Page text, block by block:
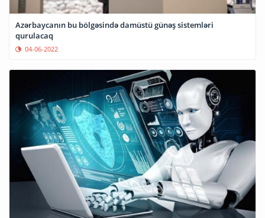
Azərbaycanın bu bölgəsində damüstü günəş sistemləri
qurulacaq
04-06-2022